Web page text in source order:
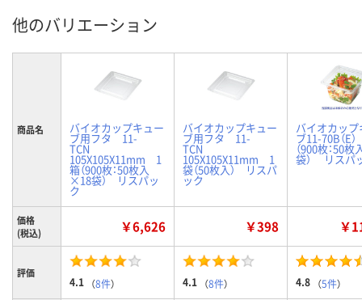
他のバリエーション
商品名 バイオカップキュー
ブ用フタ 11-
TCN
105X105X11mm 1
箱（900枚：50枚入
×18袋） リスパッ
ク
バイオカップキュー
ブ用フタ 11-
TCN
105X105X11mm 1
袋（50枚入） リスパ
ック
バイオカッ
ブ11-70B（E
（900枚：50
袋） リスパ
価格
(税込)
￥6,626 ￥398 ￥
評価
4.1 （8件） 4.1 （8件） 4.8 （5件）